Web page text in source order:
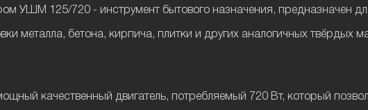
УШМ 125/720 - инструмент бытового назначения, предназначен
металла, бетона, кирпича, плитки и других аналогичных твёрдых
качественный двигатель, потребляемый 720 Вт, который